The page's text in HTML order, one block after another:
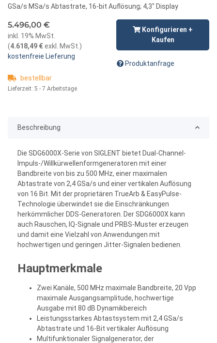
GSa/s MSa/s Abtastrate, 16-bit Auflösung; 4,3" Display
5.496,00 €
inkl. 19% MwSt.
(4.618,49 €exkl. MwSt. )
kostenfreie Lieferung
bestellbar
Lieferzeit: 5 - 7 Arbeitstage
Konfigurieren +
Kaufen
Produktanfrage
Beschreibung
Die SDG6000X-Serie von SIGLENT bietet Dual-Channel-
Impuls-/Willkürwellenformgeneratoren mit einer
Bandbreite von bis zu 500 MHz, einer maximalen
Abtastrate von 2,4 GSa/s und einer vertikalen Auflösung
von 16 Bit. Mit der proprietären TrueArb & EasyPulse-
Technologie überwindet sie die Einschränkungen
herkömmlicher DDS-Generatoren. Der SDG6000X kann
auch Rauschen, IQ-Signale und PRBS-Muster erzeugen
und damit eine Vielzahl von Anwendungen mit
hochwertigen und geringen Jitter-Signalen bedienen.
Hauptmerkmale
Zwei Kanäle, 500 MHz maximale Bandbreite, 20 Vpp
maximale Ausgangsamplitude, hochwertige
Ausgabe mit 80 dB Dynamikbereich
Leistungsstarkes Abtastsystem mit 2,4 GSa/s
Abtastrate und 16-Bit vertikaler Auflösung
Multifunktionaler Signalgenerator, der